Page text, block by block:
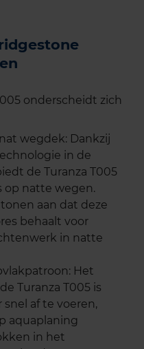
onderscheidt zich
wegdek: Dankzij
in de
de Turanza T005
op natte wegen.
aan dat deze
behaalt voor
in natte
Het
Turanza T005 is
af te voeren,
aquaplaning
in het